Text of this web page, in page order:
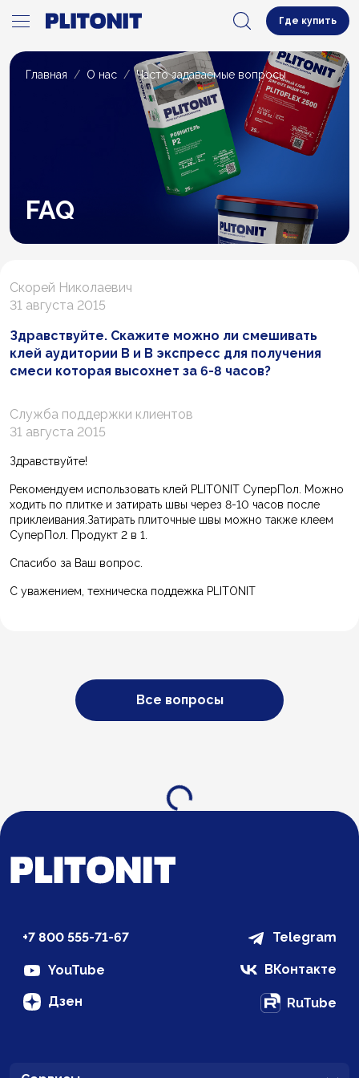
Где купить
Главная О нас Часто задаваемые вопросы
FAQ
Скорей Николаевич
31 августа 2015
Здравствуйте. Скажите можно ли смешивать
клей аудитории В и В экспресс для получения
смеси которая высохнет за 6-8 часов?
Служба поддержки клиентов
31 августа 2015
Здравствуйте!
Рекомендуем использовать клей PLITONIT СуперПол. Можно
ходить по плитке и затирать швы через 8-10 часов после
приклеивания.Затирать плиточные швы можно также клеем
СуперПол. Продукт 2 в 1.
Спасибо за Ваш вопрос.
С уважением, техническа поддежка PLITONIT
Все вопросы
Загрузка...
+7 800 555-71-67 Telegram
YouTube ВКонтакте
Дзен RuTube